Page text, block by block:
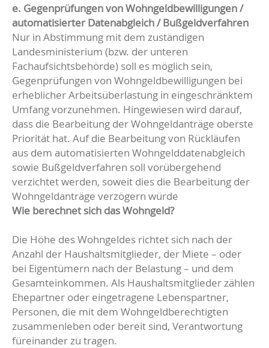
e. Gegenprüfungen von Wohngeldbewilligungen /
automatisierter Datenabgleich / Bußgeldverfahren
Nur in Abstimmung mit dem zuständigen
Landesministerium (bzw. der unteren
Fachaufsichtsbehörde) soll es möglich sein,
Gegenprüfungen von Wohngeldbewilligungen bei
erheblicher Arbeitsüberlastung in eingeschränktem
Umfang vorzunehmen. Hingewiesen wird darauf,
dass die Bearbeitung der Wohngeldanträge oberste
Priorität hat. Auf die Bearbeitung von Rückläufen
aus dem automatisierten Wohngelddatenabgleich
sowie Bußgeldverfahren soll vorübergehend
verzichtet werden, soweit dies die Bearbeitung der
Wohngeldanträge verzögern würde
Wie berechnet sich das Wohngeld?
Die Höhe des Wohngeldes richtet sich nach der
Anzahl der Haushaltsmitglieder, der Miete – oder
bei Eigentümern nach der Belastung – und dem
Gesamteinkommen. Als Haushaltsmitglieder zählen
Ehepartner oder eingetragene Lebenspartner,
Personen, die mit dem Wohngeldberechtigten
zusammenleben oder bereit sind, Verantwortung
füreinander zu tragen.